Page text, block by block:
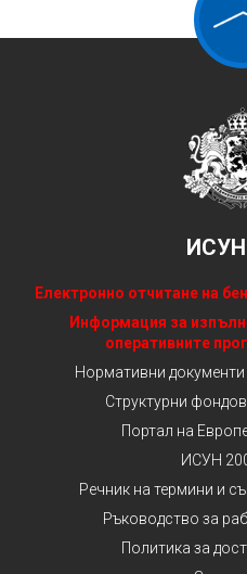
ИСУН
Електронно отчитане на
Информация за
оперативните
Нормативни документи
Структурни
Портал на
ИСУН
Речник на термини и
Ръководство за
Политика за